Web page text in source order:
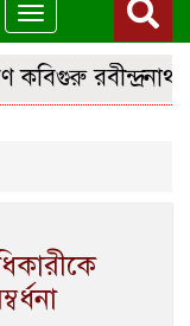
Toggle
navigation
কবিগুরু